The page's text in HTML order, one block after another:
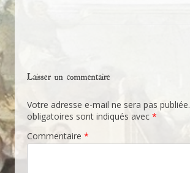
Laisser un commentaire
Votre adresse e-mail ne sera pas publiée.
obligatoires sont indiqués avec *
Commentaire *